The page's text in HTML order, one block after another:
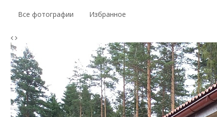
Все фотографии Избранное